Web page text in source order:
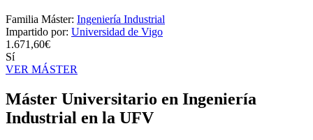
Familia Máster: Ingeniería Industrial
Impartido por: Universidad de Vigo
1.671,60€
Sí
VER MÁSTER
Máster Universitario en Ingeniería
Industrial en la UFV